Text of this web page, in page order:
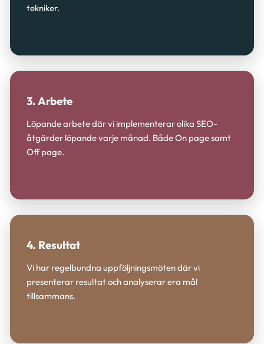
tekniker.
3. Arbete
Löpande arbete där vi implementerar olika SEO-
åtgärder löpande varje månad. Både On page samt
Off page.
4. Resultat
Vi har regelbundna uppföljningsmöten där vi
presenterar resultat och analyserar era mål
tillsammans.